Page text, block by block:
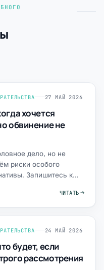
27 МАЙ 2026
хочется
обвинение не
дело, но не
риски особого
Запишитесь к
ЧИТАТЬ
24 МАЙ 2026
будет, если
рассмотрения